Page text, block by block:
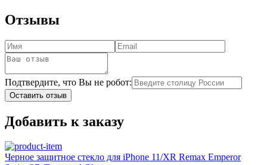
Отзывы
Подтвердите, что Вы не робот:
Оставить отзыв
Добавить к заказу
Черное защитное стекло для iPhone 11/XR Remax Emperor